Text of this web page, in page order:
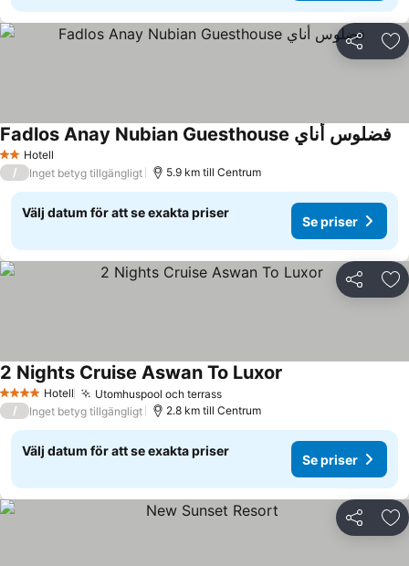
Dela
2 Stjärnor
Hotell
Fadlos Anay Nubian Guesthouse فضلوس أناي
/ Inget betyg tillgängligt 5.9 km till Centrum
Välj datum för att se exakta priser
Se priser
Dela
4 StjärnorHotell Utomhuspool och terrassSe priser
2 Nights Cruise Aswan To Luxor
/ Inget betyg tillgängligt 2.8 km till Centrum
Välj datum för att se exakta priser
Se priser
Dela